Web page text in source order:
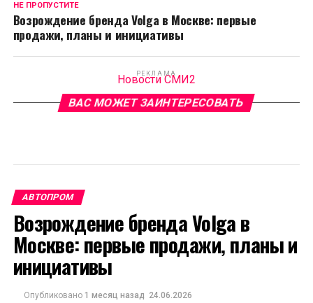
НЕ ПРОПУСТИТЕ
Возрождение бренда Volga в Москве: первые
продажи, планы и инициативы
РЕКЛАМА
Новости СМИ2
ВАС МОЖЕТ ЗАИНТЕРЕСОВАТЬ
АВТОПРОМ
Возрождение бренда Volga в
Москве: первые продажи, планы и
инициативы
Опубликовано 1 месяц назад 24.06.2026